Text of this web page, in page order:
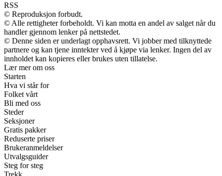
RSS
© Reproduksjon forbudt.
© Alle rettigheter forbeholdt. Vi kan motta en andel av salget når du
handler gjennom lenker på nettstedet.
© Denne siden er underlagt opphavsrett. Vi jobber med tilknyttede
partnere og kan tjene inntekter ved å kjøpe via lenker. Ingen del av
innholdet kan kopieres eller brukes uten tillatelse.
Lær mer om oss
Starten
Hva vi står for
Folket vårt
Bli med oss
Steder
Seksjoner
Gratis pakker
Reduserte priser
Brukeranmeldelser
Utvalgsguider
Steg for steg